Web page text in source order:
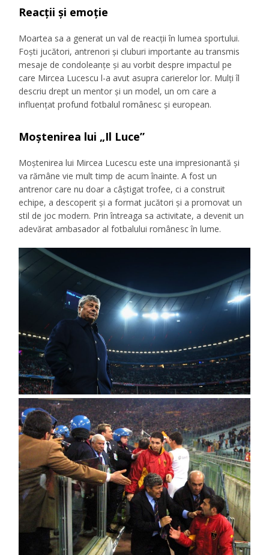
Reacții și emoție
Moartea sa a generat un val de reacții în lumea sportului.
Foști jucători, antrenori și cluburi importante au transmis
mesaje de condoleanțe și au vorbit despre impactul pe
care Mircea Lucescu l-a avut asupra carierelor lor. Mulți îl
descriu drept un mentor și un model, un om care a
influențat profund fotbalul românesc și european.
Moștenirea lui „Il Luce”
Moștenirea lui Mircea Lucescu este una impresionantă și
va rămâne vie mult timp de acum înainte. A fost un
antrenor care nu doar a câștigat trofee, ci a construit
echipe, a descoperit și a format jucători și a promovat un
stil de joc modern. Prin întreaga sa activitate, a devenit un
adevărat ambasador al fotbalului românesc în lume.